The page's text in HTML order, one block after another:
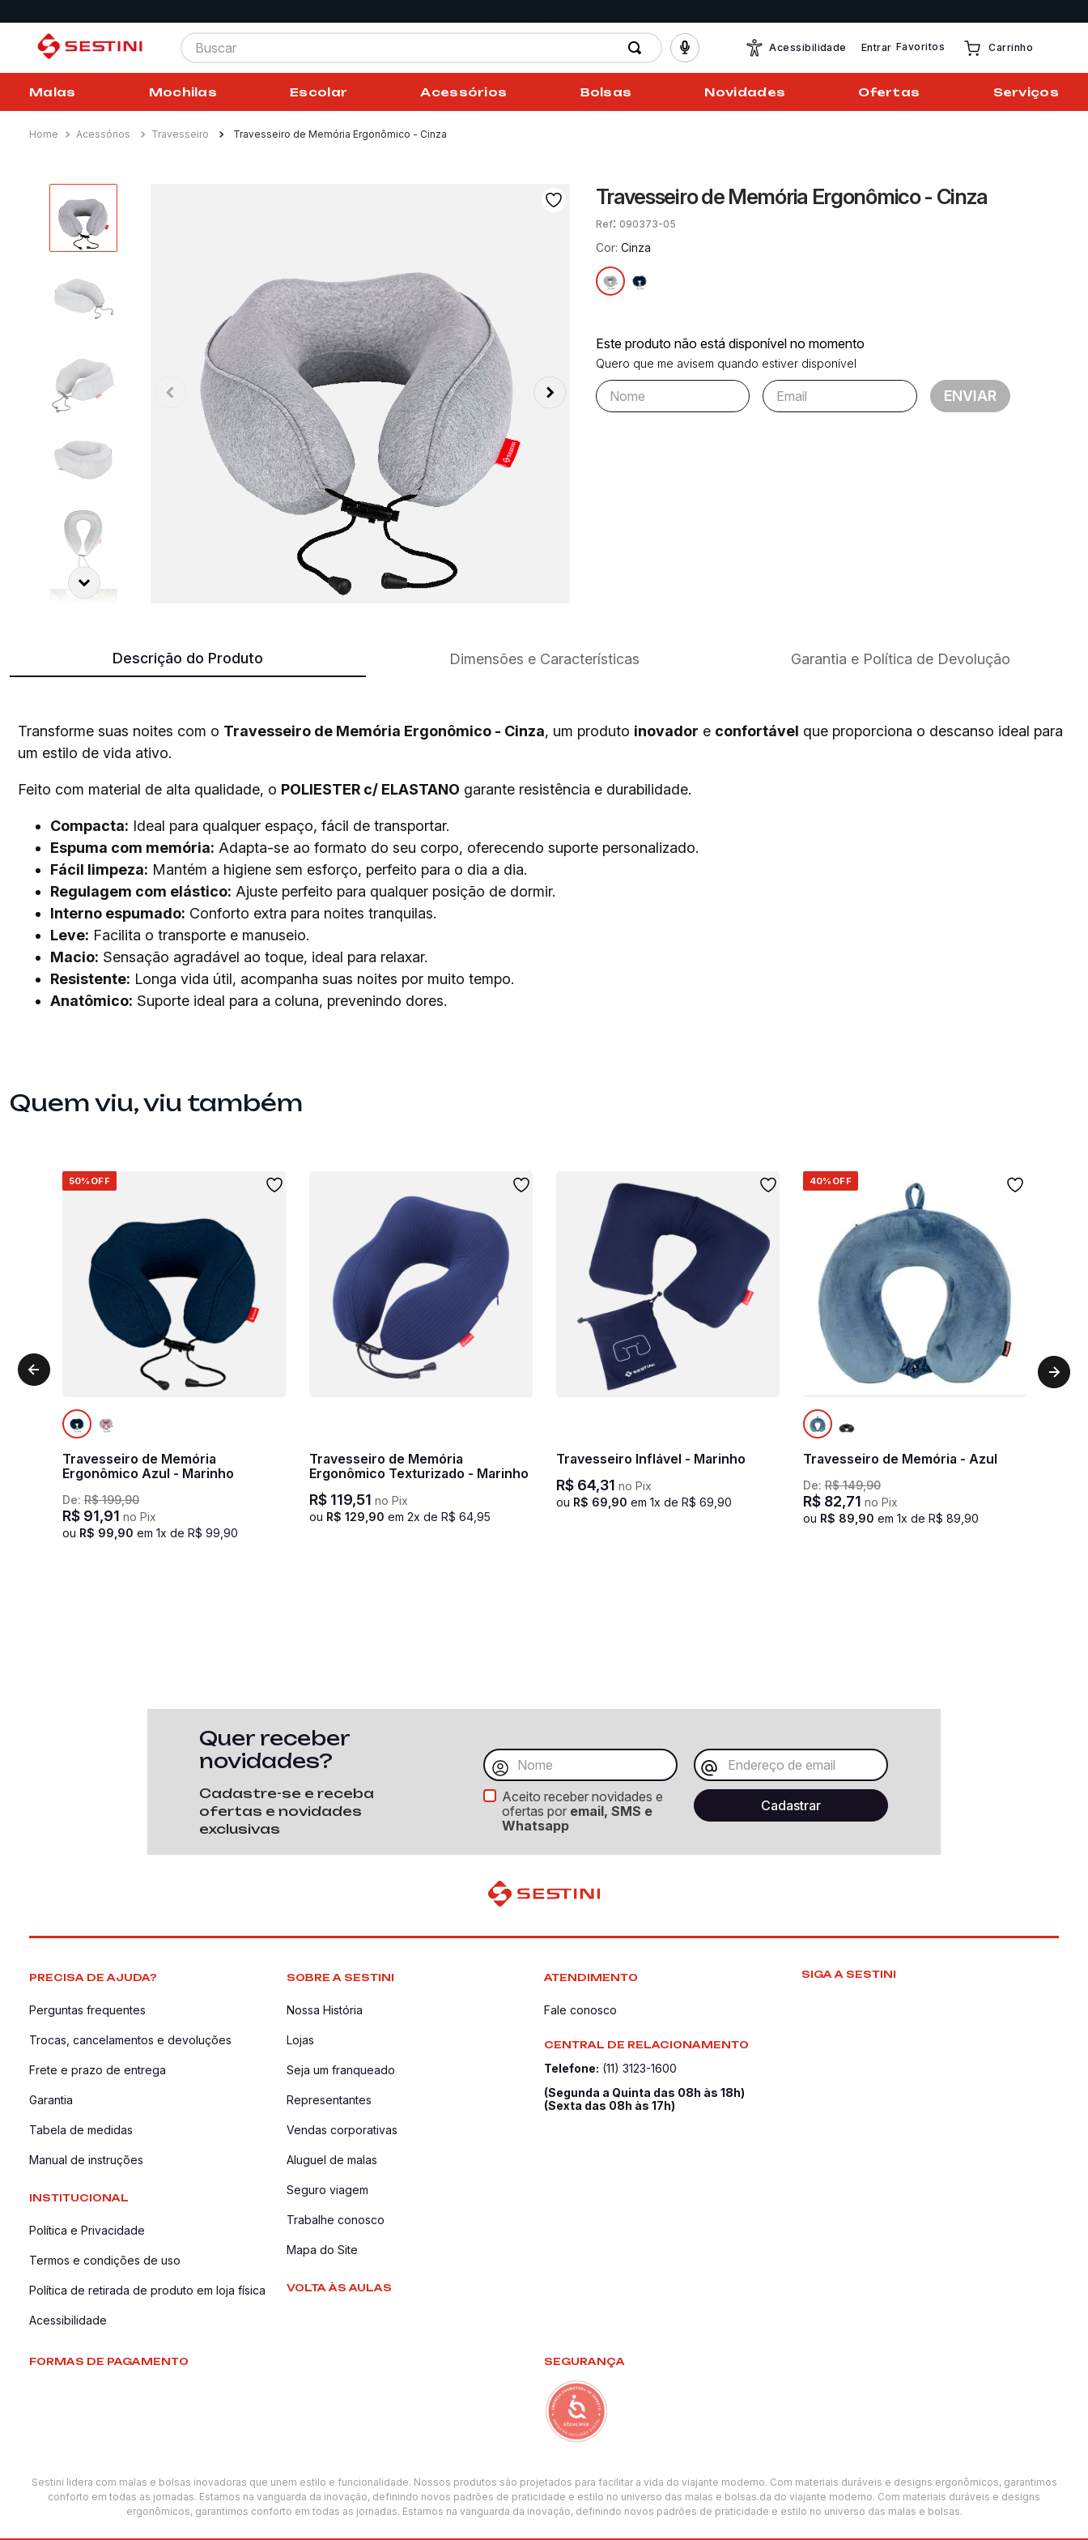
Buscar
Acessibilidade Entrar Favoritos Carrinho
Malas Mochilas Escolar Acessórios Bolsas Novidades Ofertas Serviços
Acessórios Travesseiro Travesseiro de Memória Ergonômico - Cinza
Travesseiro de Memória Ergonômico - Cinza
: 090373-05
Cor: Cinza
Este produto não está disponível no momento
Quero que me avisem quando estiver disponível
ENVIAR
Descrição do Produto Dimensões e Características Garantia e Política de Devolução
Transforme suas noites com o Travesseiro de Memória Ergonômico - Cinza, um produto inovador e confortável que proporciona o descanso ideal para
um estilo de vida ativo.
Feito com material de alta qualidade, o POLIESTER c/ ELASTANO garante resistência e durabilidade.
Compacta: Ideal para qualquer espaço, fácil de transportar.
Espuma com memória: Adapta-se ao formato do seu corpo, oferecendo suporte personalizado.
Fácil limpeza: Mantém a higiene sem esforço, perfeito para o dia a dia.
Regulagem com elástico: Ajuste perfeito para qualquer posição de dormir.
Interno espumado: Conforto extra para noites tranquilas.
Leve: Facilita o transporte e manuseio.
Macio: Sensação agradável ao toque, ideal para relaxar.
Resistente: Longa vida útil, acompanha suas noites por muito tempo.
Anatômico: Suporte ideal para a coluna, prevenindo dores.
Quem viu, viu também
50% OFF
Travesseiro de Memória
Ergonômico Azul - Marinho
De:R$ 199,90
R$ 91,91 no Pix
ou R$ 99 90 em 1x de R$ 99 90
Travesseiro de Memória
Ergonômico Texturizado - Marinho
R$ 119,51 no Pix
ou R$ 129 90 em 2x de R$ 64, 95
Travesseiro Inflável - Marinho
R$ 64,31 no Pix
ou R$ 69 90 em 1x de R$ 69 90
40% OFF
Travesseiro de Memória - Azul
De:R$ 149,90
R$ 82,71 no Pix
ou R$ 89 90 em 1x de R$ 89 90
Quer receber
novidades?
Cadastre-se e receba
ofertas e novidades
exclusivas
Aceito receber novidades e
ofertas por email, SMS e
Whatsapp
PRECISA DE AJUDA?
Perguntas frequentes
Trocas, cancelamentos e devoluções
Frete e prazo de entrega
Garantia
Tabela de medidas
Manual de instruções
INSTITUCIONAL
Política e Privacidade
Termos e condições de uso
Política de retirada de produto em loja física
Acessibilidade
SOBRE A SESTINI
Nossa História
Lojas
Seja um franqueado
Representantes
Vendas corporativas
Aluguel de malas
Seguro viagem
Trabalhe conosco
Mapa do Site
VOLTA ÀS AULAS
ATENDIMENTO
Fale conosco
CENTRAL DE RELACIONAMENTO
Telefone: (11) 3123-1600
(Segunda a Quinta das 08h às 18h)
(Sexta das 08h às 17h)
SIGA A SESTINI
FORMAS DE PAGAMENTO SEGURANÇA
Sestini lidera com malas e bolsas inovadoras que unem estilo e funcionalidade. Nossos produtos são projetados para facilitar a vida do viajante moderno. Com materiais duráveis e designs ergonômicos, garantimos
conforto em todas as jornadas. Estamos na vanguarda da inovação, definindo novos padrões de praticidade e estilo no universo das malas e bolsas.da do viajante moderno. Com materiais duráveis e designs
ergonômicos, garantimos conforto em todas as jornadas. Estamos na vanguarda da inovação, definindo novos padrões de praticidade e estilo no universo das malas e bolsas.